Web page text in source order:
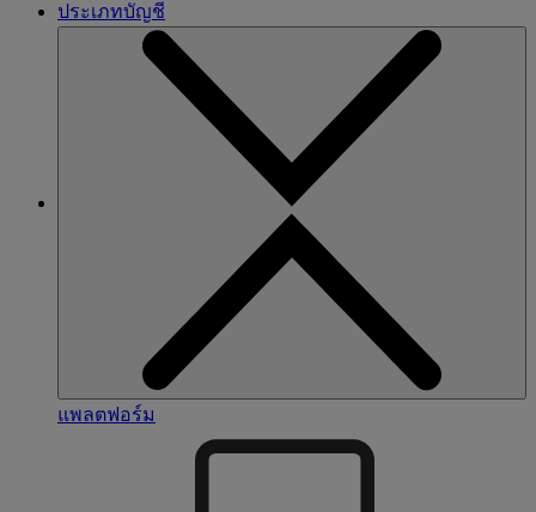
ประเภทบัญชี
แพลตฟอร์ม